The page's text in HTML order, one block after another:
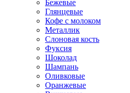
Бежевые
Глянцевые
Кофе с молоком
Металлик
Слоновая кость
Фуксия
Шоколад
Шампань
Оливковые
Оранжевые